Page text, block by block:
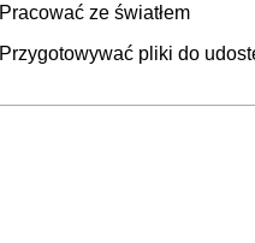
Pracować ze światłem
Przygotowywać pliki do